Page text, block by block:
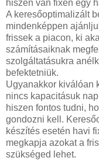
hiszen van fixen egy
A keresőoptimalizált
mindenképpen
frissek a piacon, ki
számításaiknak
szolgáltatásukra
befektetniük.
Ugyanakkor kiválóan
nincs kapacitásuk
hiszen fontos tudni,
gondozni kell.
készítés esetén havi
megkapja azokat a
szükséged lehet.